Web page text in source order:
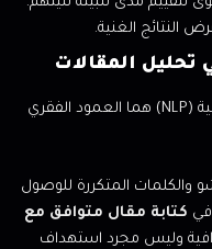
النتائج الغنية.
الذكاء الاصطناعي ومعالجة اللغات الطبيعية (NLP) هما العمود الفقري
والكلمات المتكررة للوصول
في كتابة مقال متوافق مع
وليس مجرد استهداف